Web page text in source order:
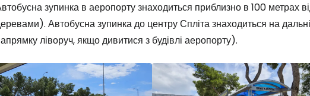
зупинка в аеропорту знаходиться приблизно в 100 метрах
Автобусна зупинка до центру Спліта знаходиться на
ліворуч, якщо дивитися з будівлі аеропорту).